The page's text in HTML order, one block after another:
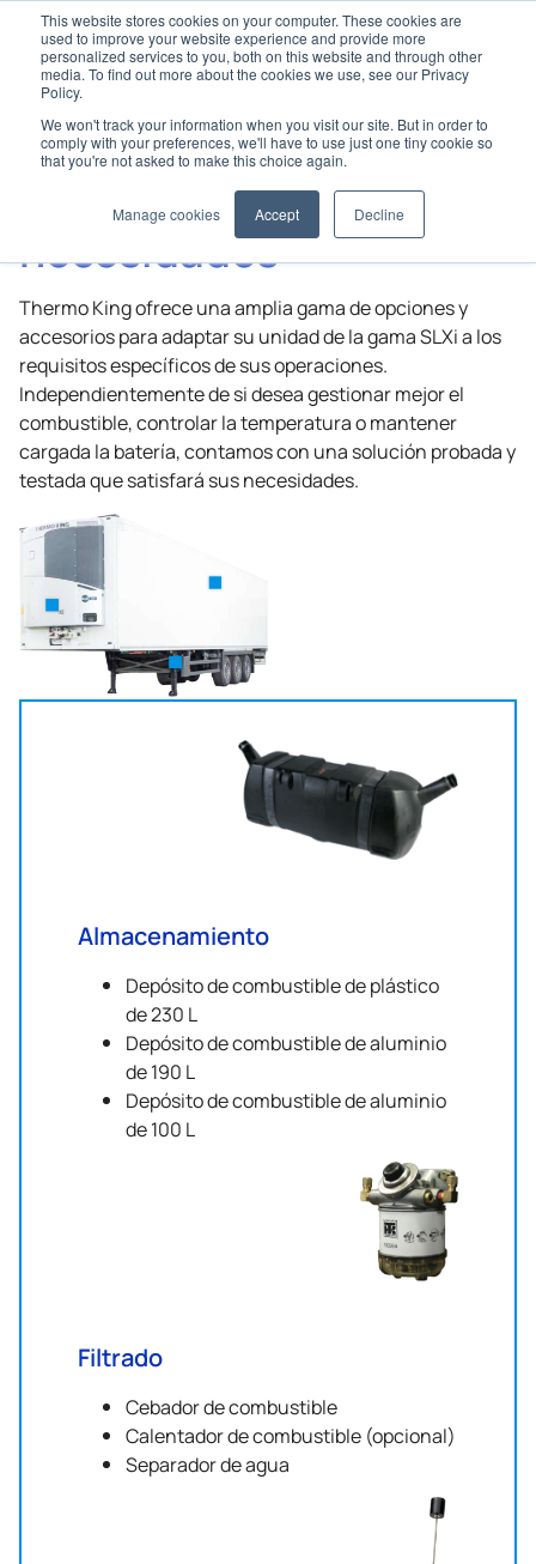
This website stores cookies on your computer. These cookies are
used to improve your website experience and provide more
personalized services to you, both on this website and through other
media. To find out more about the cookies we use, see our Privacy
Policy.
We won't track your information when you visit our site. But in order to
comply with your preferences, we'll have to use just one tiny cookie so
that you're not asked to make this choice again.
Manage cookies Accept Decline
Home Trailer – SLXI Accesorios de la unidad SLXi
Ajuste su unidad a sus
necesidades
Thermo King ofrece una amplia gama de opciones y
accesorios para adaptar su unidad de la gama SLXi a los
requisitos específicos de sus operaciones.
Independientemente de si desea gestionar mejor el
combustible, controlar la temperatura o mantener
cargada la batería, contamos con una solución probada y
testada que satisfará sus necesidades.
Almacenamiento
Depósito de combustible de plástico
de 230 L
Depósito de combustible de aluminio
de 190 L
Depósito de combustible de aluminio
de 100 L
Filtrado
Cebador de combustible
Calentador de combustible (opcional)
Separador de agua